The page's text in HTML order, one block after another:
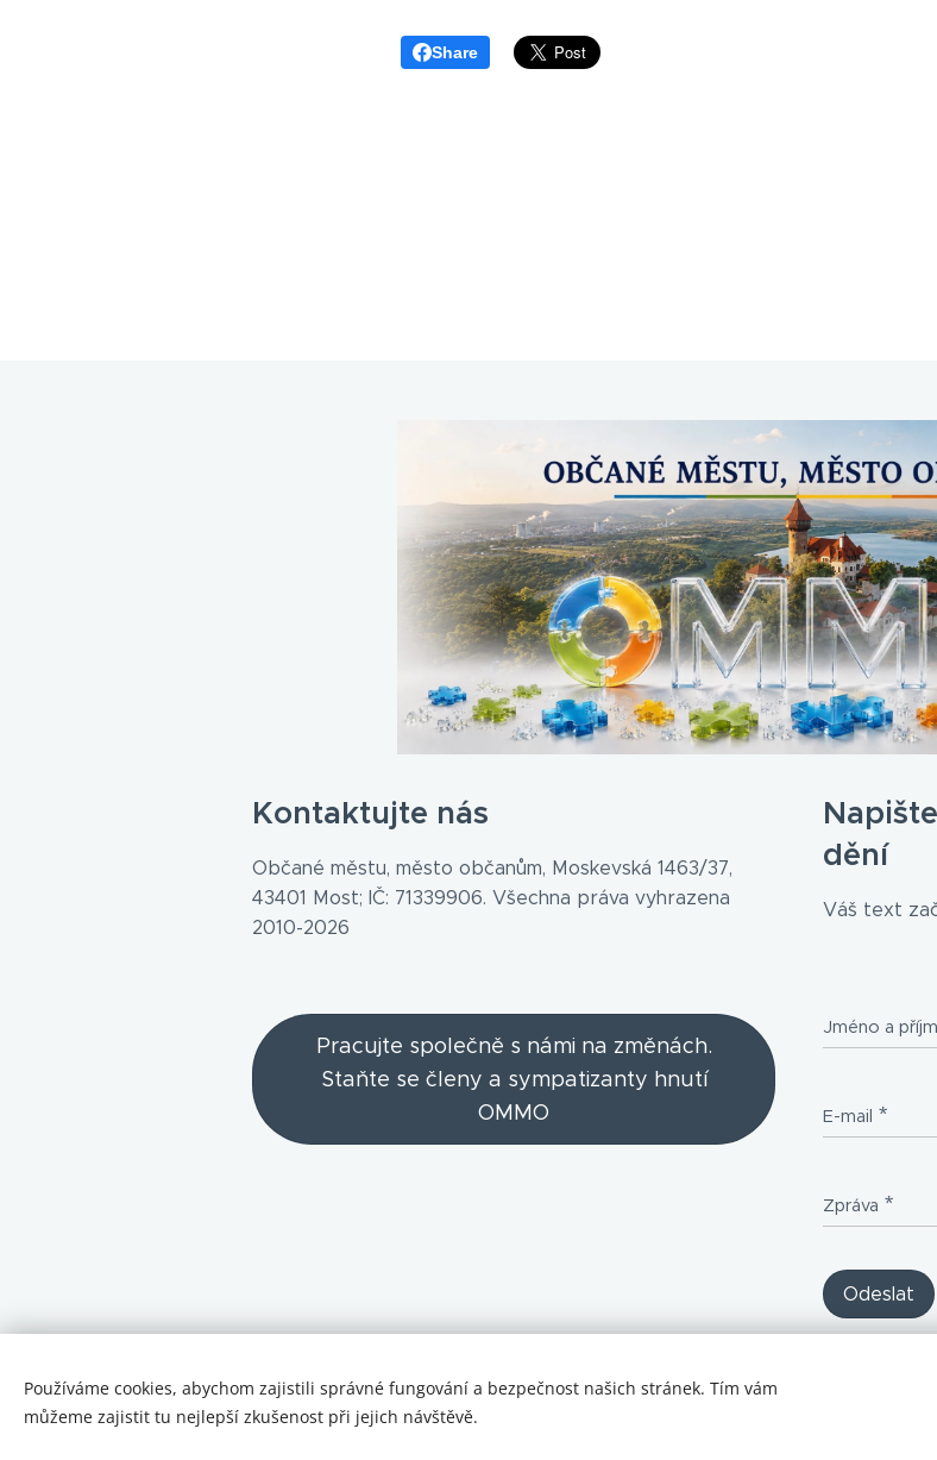
Share
Kontaktujte nás
Občané městu, město občanům, Moskevská 1463/37,
43401 Most; IČ: 71339906. Všechna práva vyhrazena
2010-2026
Pracujte společně s námi na změnách.
Staňte se členy a sympatizanty hnutí
OMMO
dění
Váš text
Jméno a
E-mail
Zpráva
Odeslat
Používáme cookies, abychom zajistili správné fungování a bezpečnost našich stránek. Tím vám
můžeme zajistit tu nejlepší zkušenost při jejich návštěvě.